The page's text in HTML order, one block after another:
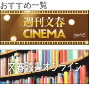
おすすめ一覧